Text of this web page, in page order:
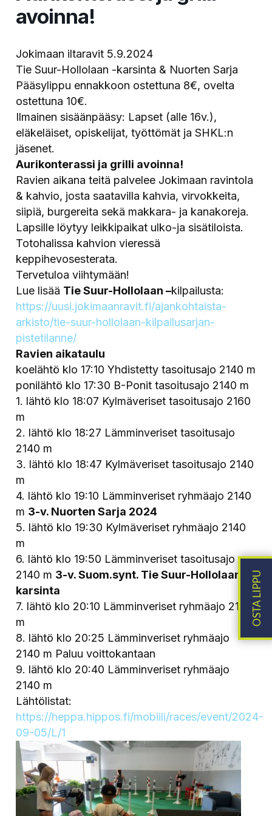
avoinna!
Jokimaan iltaravit 5.9.2024
Tie Suur-Hollolaan -karsinta & Nuorten Sarja
Pääsylippu ennakkoon ostettuna 8€, ovelta
ostettuna 10€.
Ilmainen sisäänpääsy: Lapset (alle 16v.),
eläkeläiset, opiskelijat, työttömät ja SHKL:n
jäsenet.
Aurikonterassi ja grilli avoinna!
Ravien aikana teitä palvelee Jokimaan ravintola
& kahvio, josta saatavilla kahvia, virvokkeita,
siipiä, burgereita sekä makkara- ja kanakoreja.
Lapsille löytyy leikkipaikat ulko-ja sisätiloista.
Totohalissa kahvion vieressä
keppihevosesterata.
Tervetuloa viihtymään!
Lue lisää Tie Suur-Hollolaan –kilpailusta:
https://uusi.jokimaanravit.fi/ajankohtaista-
arkisto/tie-suur-hollolaan-kilpailusarjan-
pistetilanne/
Ravien aikataulu
koelähtö klo 17:10 Yhdistetty tasoitusajo 2140 m
ponilähtö klo 17:30 B-Ponit tasoitusajo 2140 m
1. lähtö klo 18:07 Kylmäveriset tasoitusajo 2160
m
2. lähtö klo 18:27 Lämminveriset tasoitusajo
2140 m
3. lähtö klo 18:47 Kylmäveriset tasoitusajo 2140
m
4. lähtö klo 19:10 Lämminveriset ryhmäajo 2140
m 3-v. Nuorten Sarja 2024
5. lähtö klo 19:30 Kylmäveriset ryhmäajo 2140
m
6. lähtö klo 19:50 Lämminveriset tasoitusajo
2140 m 3-v. Suom.synt. Tie Suur-Hollolaan -
karsinta
7. lähtö klo 20:10 Lämminveriset ryhmäajo 2140
m
8. lähtö klo 20:25 Lämminveriset ryhmäajo
2140 m Paluu voittokantaan
9. lähtö klo 20:40 Lämminveriset ryhmäajo
2140 m
Lähtölistat:
https://heppa.hippos.fi/mobiili/races/event/2024-
09-05/L/1